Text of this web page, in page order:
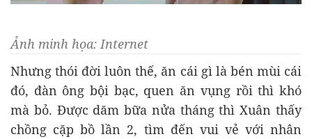
Ảnh minh họa: Internet
Nhưng thói đời luôn thế, ăn cái gì là bén mùi cái
đó, đàn ông bội bạc, quen ăn vụng rồi thì khó
mà bỏ. Được dăm bữa nửa tháng thì Xuân thấy
chồng cặp bồ lần 2, tìm đến vui vẻ với nhân